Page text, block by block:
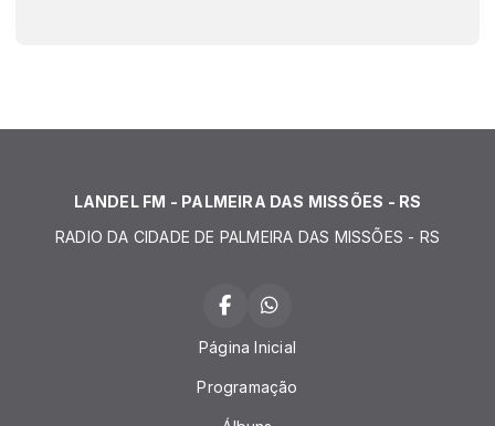
LANDEL FM - PALMEIRA DAS MISSÕES - RS
RADIO DA CIDADE DE PALMEIRA DAS MISSÕES - RS
Página Inicial
Programação